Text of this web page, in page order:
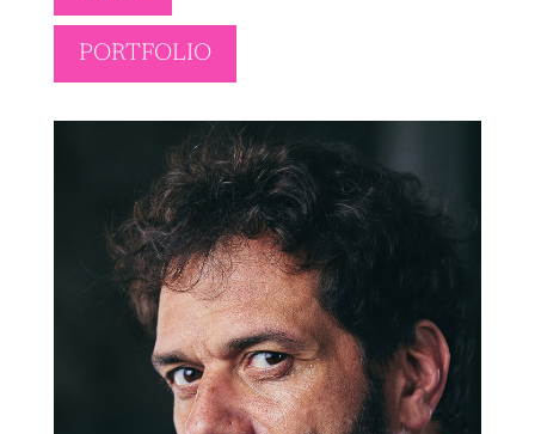
PORTFOLIO